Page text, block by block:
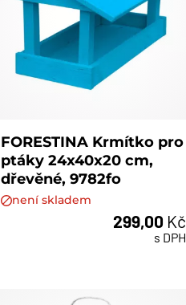
FORESTINA Krmítko pro
ptáky 24x40x20 cm,
dřevěné, 9782fo
není skladem
299,00 Kč
s DPH